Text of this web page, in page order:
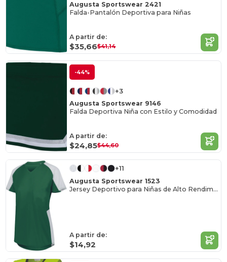
Augusta Sportswear 2421
Falda-Pantalón Deportiva para Niñas
A partir de:
$35,66$41,14
-44%
+3
Augusta Sportswear 9146
Falda Deportiva Niña con Estilo y Comodidad
A partir de:
$24,85$44,60
+11
Augusta Sportswear 1523
Jersey Deportivo para Niñas de Alto Rendimiento
A partir de:
$14,92